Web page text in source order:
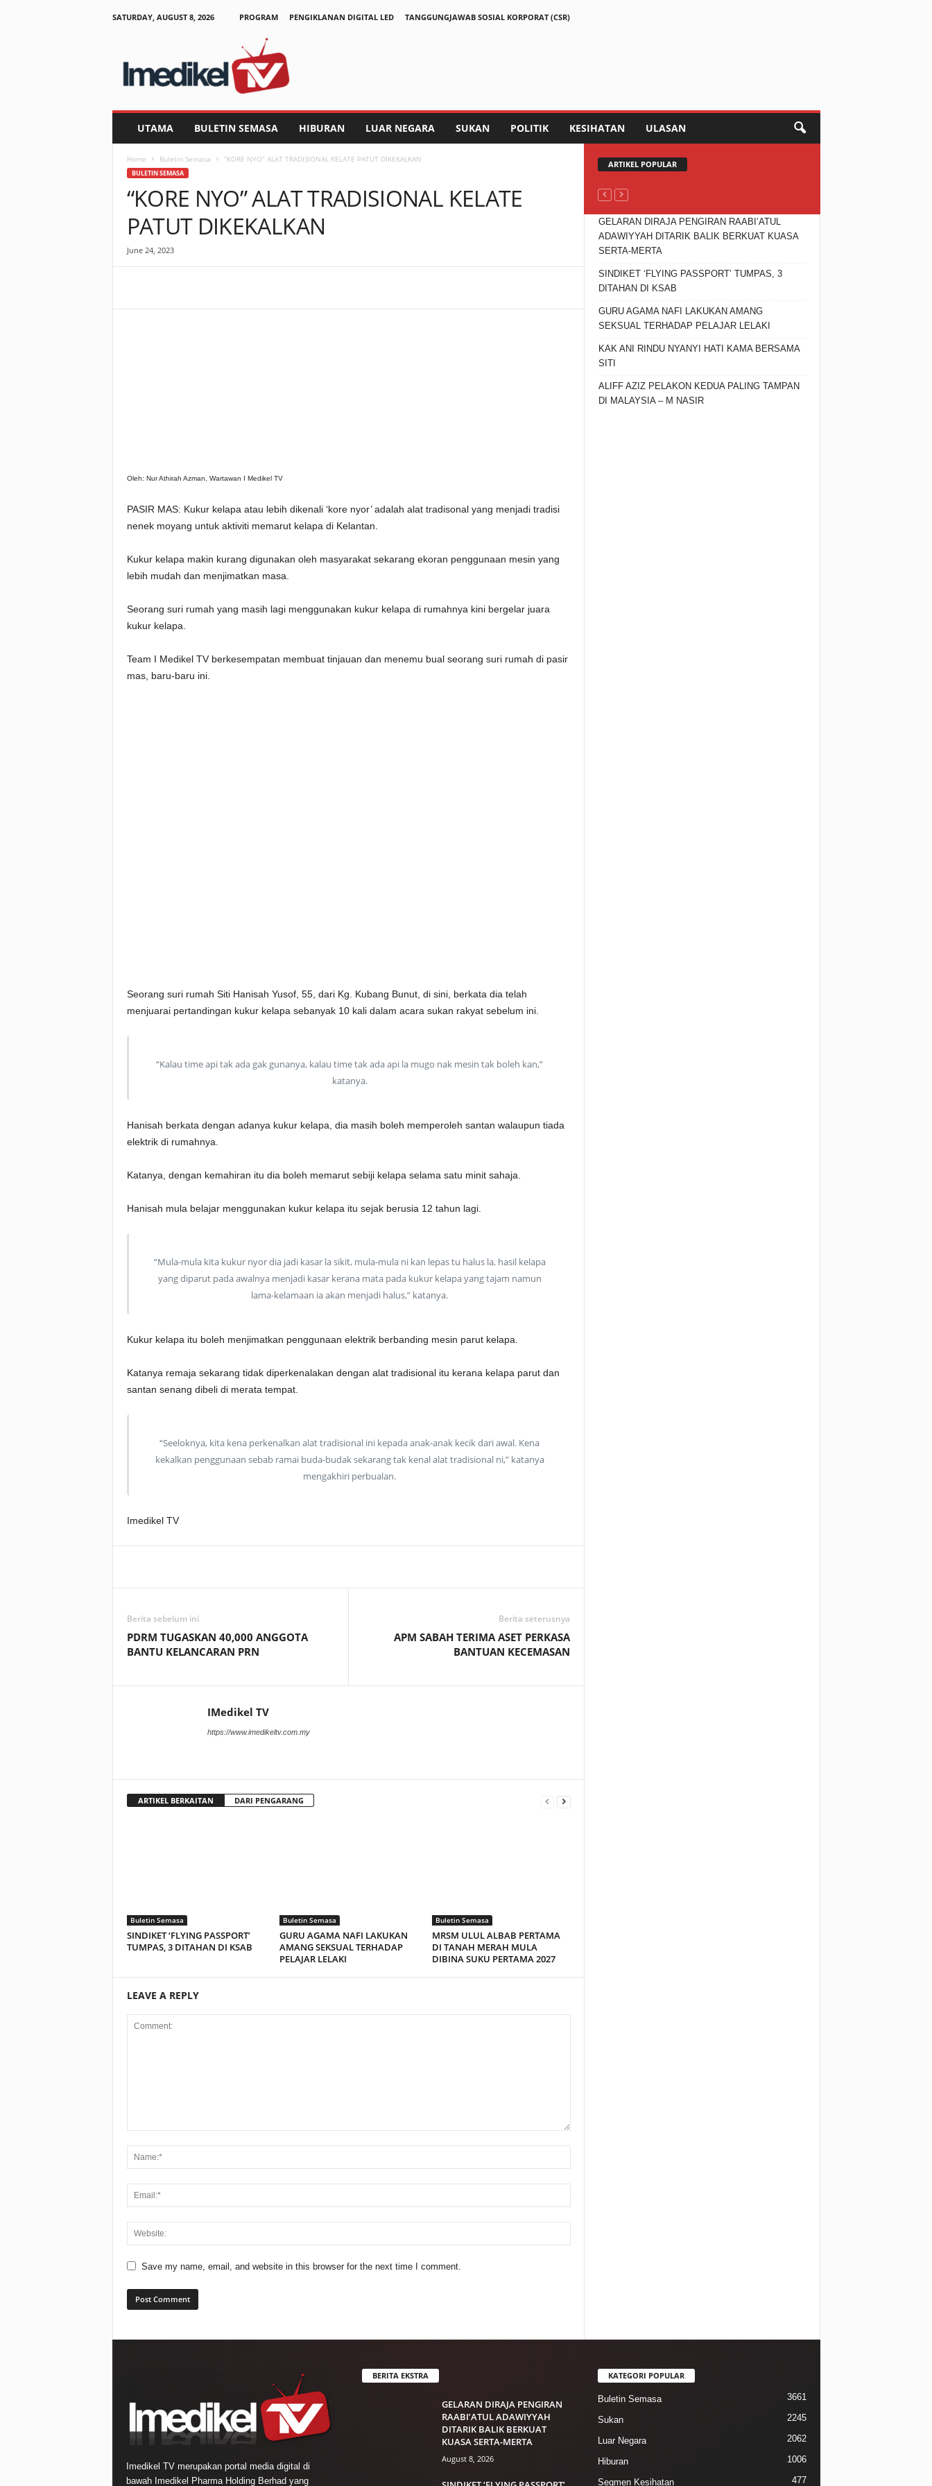
SATURDAY, AUGUST 8, 2026 PROGRAM PENGIKLANAN DIGITAL LED
TANGGUNGJAWAB SOSIAL KORPORAT (CSR)
UTAMA BULETIN SEMASA HIBURAN LUAR NEGARA SUKAN POLITIK KESIHATAN ULASAN
Home Buletin Semasa “KORE NYO” ALAT TRADISIONAL KELATE PATUT DIKEKALKAN
BULETIN SEMASA
“KORE NYO” ALAT TRADISIONAL KELATE
PATUT DIKEKALKAN
June 24, 2023
Oleh: Nur Athirah Azman, Wartawan I Medikel TV
PASIR MAS: Kukur kelapa atau lebih dikenali ‘kore nyor’ adalah alat tradisonal yang menjadi tradisi
nenek moyang untuk aktiviti memarut kelapa di Kelantan.
Kukur kelapa makin kurang digunakan oleh masyarakat sekarang ekoran penggunaan mesin yang
lebih mudah dan menjimatkan masa.
Seorang suri rumah yang masih lagi menggunakan kukur kelapa di rumahnya kini bergelar juara
kukur kelapa.
Team I Medikel TV berkesempatan membuat tinjauan dan menemu bual seorang suri rumah di pasir
mas, baru-baru ini.
Seorang suri rumah Siti Hanisah Yusof, 55, dari Kg. Kubang Bunut, di sini, berkata dia telah
menjuarai pertandingan kukur kelapa sebanyak 10 kali dalam acara sukan rakyat sebelum ini.
“Kalau time api tak ada gak gunanya, kalau time tak ada api la mugo nak mesin tak boleh kan,”
katanya.
Hanisah berkata dengan adanya kukur kelapa, dia masih boleh memperoleh santan walaupun tiada
elektrik di rumahnya.
Katanya, dengan kemahiran itu dia boleh memarut sebiji kelapa selama satu minit sahaja.
Hanisah mula belajar menggunakan kukur kelapa itu sejak berusia 12 tahun lagi.
“Mula-mula kita kukur nyor dia jadi kasar la sikit, mula-mula ni kan lepas tu halus la, hasil kelapa
yang diparut pada awalnya menjadi kasar kerana mata pada kukur kelapa yang tajam namun
lama-kelamaan ia akan menjadi halus,” katanya.
Kukur kelapa itu boleh menjimatkan penggunaan elektrik berbanding mesin parut kelapa.
Katanya remaja sekarang tidak diperkenalakan dengan alat tradisional itu kerana kelapa parut dan
santan senang dibeli di merata tempat.
“Seeloknya, kita kena perkenalkan alat tradisional ini kepada anak-anak kecik dari awal. Kena
kekalkan penggunaan sebab ramai buda-budak sekarang tak kenal alat tradisional ni,” katanya
mengakhiri perbualan.
Imedikel TV
Berita sebelum ini
PDRM TUGASKAN 40,000 ANGGOTA
BANTU KELANCARAN PRN
Berita seterusnya
APM SABAH TERIMA ASET PERKASA
BANTUAN KECEMASAN
IMedikel TV
https://www.imedikeltv.com.my
ARTIKEL BERKAITAN DARI PENGARANG
Buletin Semasa
SINDIKET ‘FLYING PASSPORT’
TUMPAS, 3 DITAHAN DI KSAB
Buletin Semasa
GURU AGAMA NAFI LAKUKAN
AMANG SEKSUAL TERHADAP
PELAJAR LELAKI
Buletin Semasa
MRSM ULUL ALBAB PERTAMA
DI TANAH MERAH MULA
DIBINA SUKU PERTAMA 2027
LEAVE A REPLY
Save my name, email, and website in this browser for the next time I comment.
ARTIKEL POPULAR
GELARAN DIRAJA PENGIRAN RAABI’ATUL
ADAWIYYAH DITARIK BALIK BERKUAT KUASA
SERTA-MERTA
SINDIKET ‘FLYING PASSPORT’ TUMPAS, 3
DITAHAN DI KSAB
GURU AGAMA NAFI LAKUKAN AMANG
SEKSUAL TERHADAP PELAJAR LELAKI
KAK ANI RINDU NYANYI HATI KAMA BERSAMA
SITI
ALIFF AZIZ PELAKON KEDUA PALING TAMPAN
DI MALAYSIA – M NASIR
Imedikel TV merupakan portal media digital di
bawah Imedikel Pharma Holding Berhad yang
BERITA EKSTRA
GELARAN DIRAJA PENGIRAN
RAABI’ATUL ADAWIYYAH
DITARIK BALIK BERKUAT
KUASA SERTA-MERTA
August 8, 2026
KATEGORI POPULAR
Buletin Semasa 3661
Sukan 2245
Luar Negara 2062
Hiburan 1006
Segmen Kesihatan 477